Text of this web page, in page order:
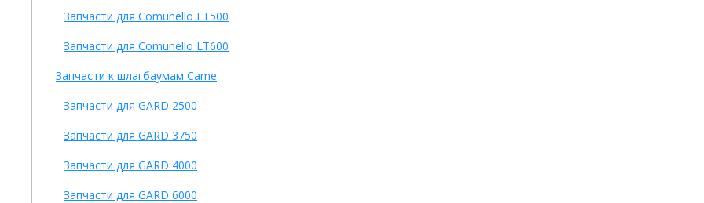
Запчасти для Comunello LT500
Запчасти для Comunello LT600
Запчасти к шлагбаумам Came
Запчасти для GARD 2500
Запчасти для GARD 3750
Запчасти для GARD 4000
Запчасти для GARD 6000